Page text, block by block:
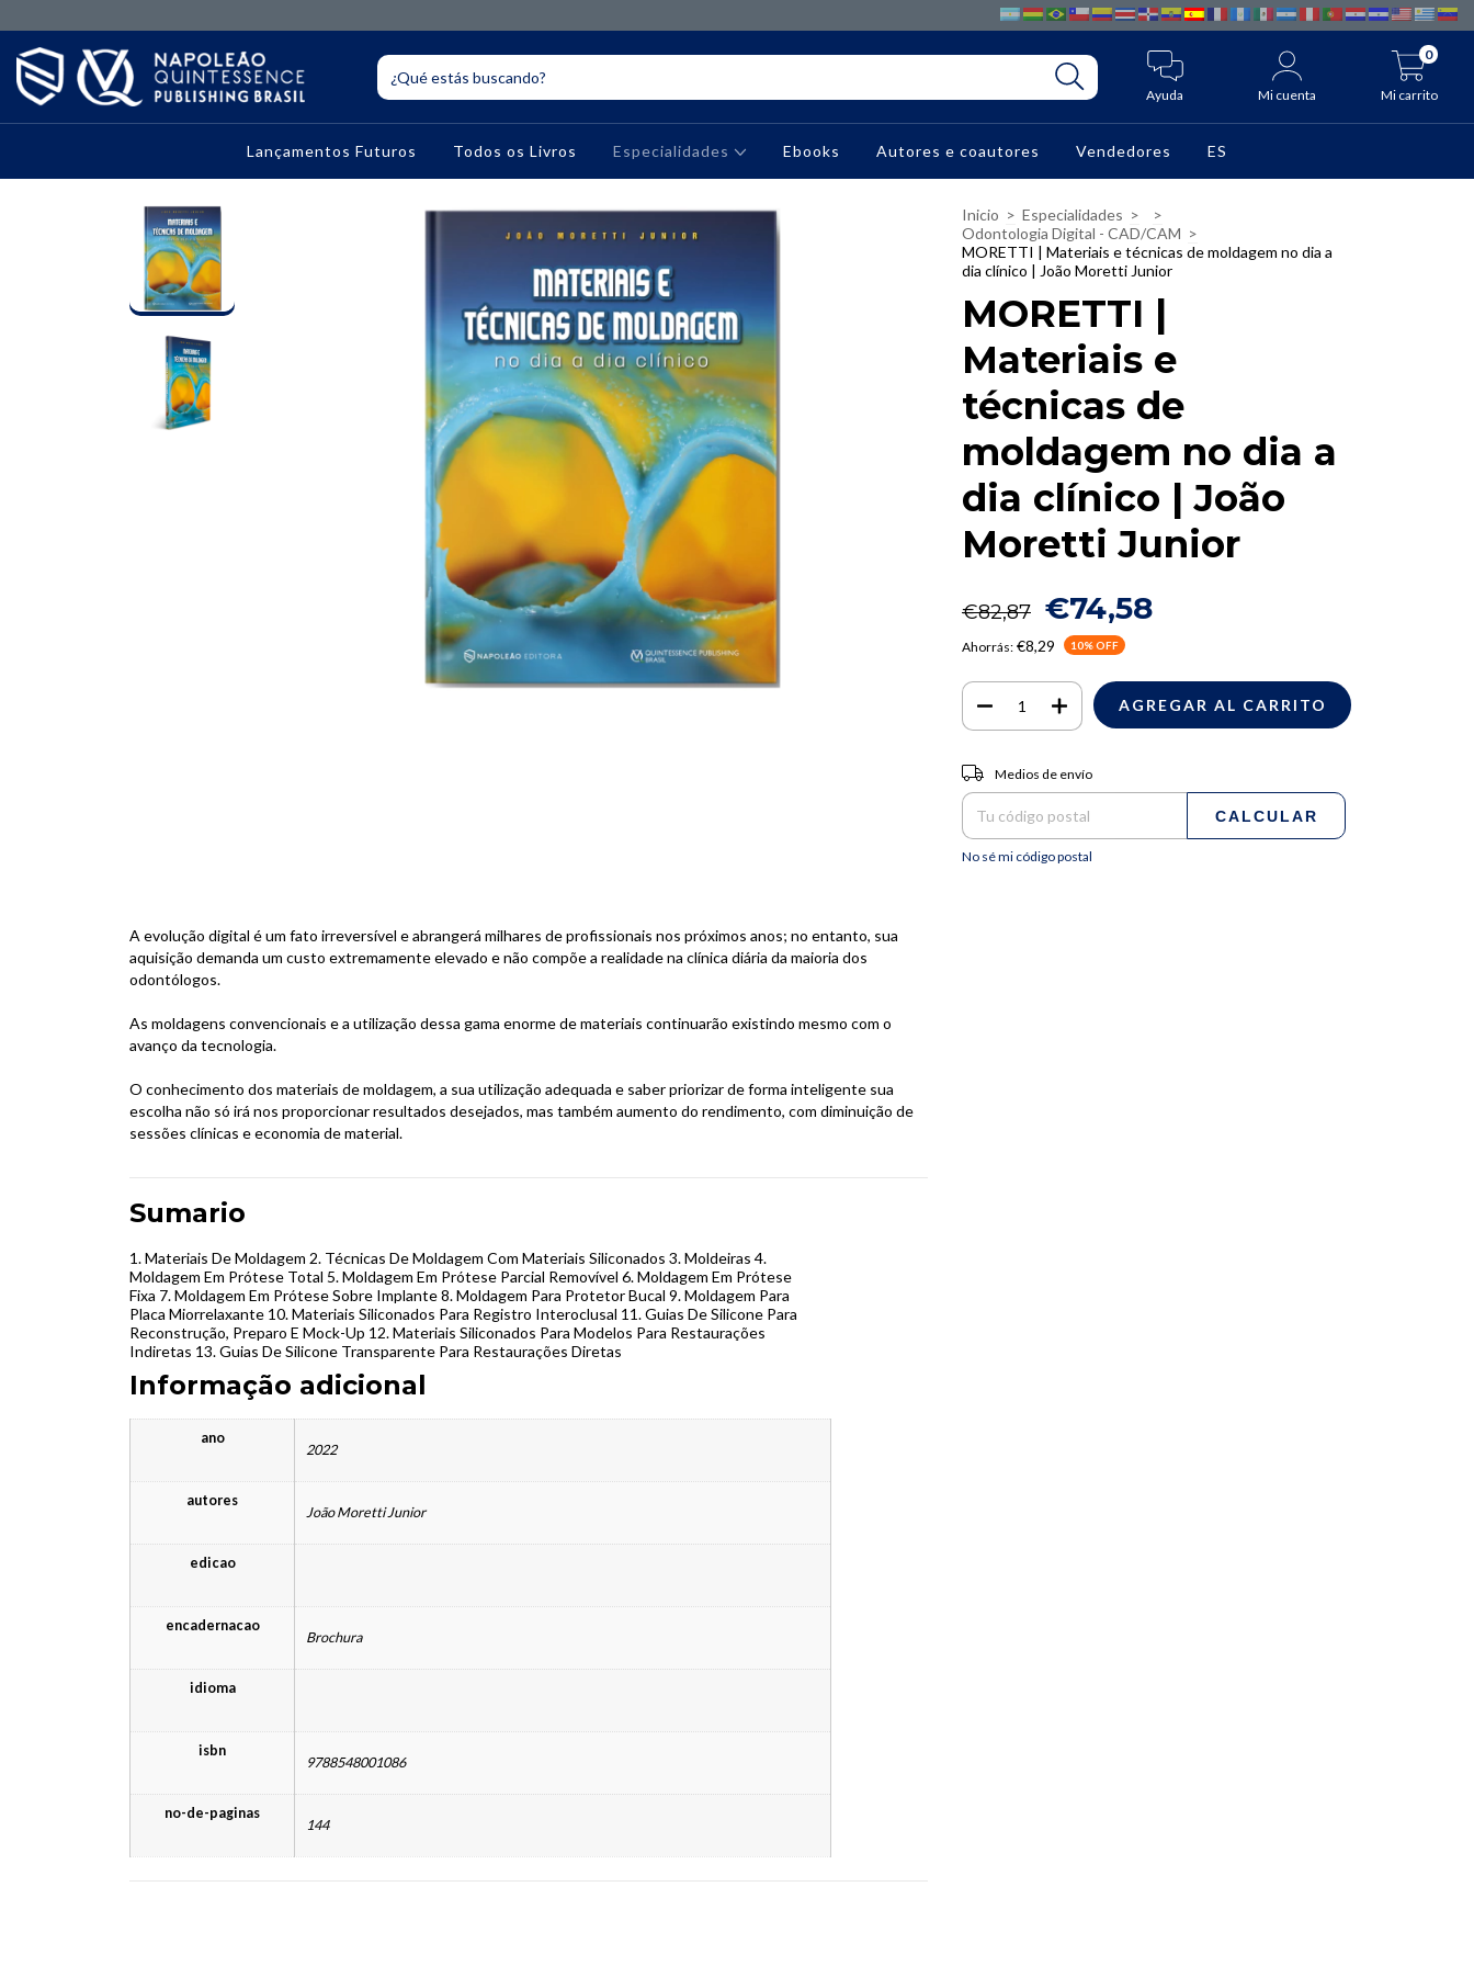
Ayuda Mi cuenta Mi carrito
0
Lançamentos Futuros Todos os Livros Especialidades Ebooks Autores e coautores Vendedores ES
A evolução digital é um fato irreversível e abrangerá milhares de profissionais nos próximos anos; no entanto, sua
aquisição demanda um custo extremamente elevado e não compõe a realidade na clínica diária da maioria dos
odontólogos.
As moldagens convencionais e a utilização dessa gama enorme de materiais continuarão existindo mesmo com o
avanço da tecnologia.
O conhecimento dos materiais de moldagem, a sua utilização adequada e saber priorizar de forma inteligente sua
escolha não só irá nos proporcionar resultados desejados, mas também aumento do rendimento, com diminuição de
sessões clínicas e economia de material.
Sumario
1. Materiais De Moldagem 2. Técnicas De Moldagem Com Materiais Siliconados 3. Moldeiras 4.
Moldagem Em Prótese Total 5. Moldagem Em Prótese Parcial Removível 6. Moldagem Em Prótese
Fixa 7. Moldagem Em Prótese Sobre Implante 8. Moldagem Para Protetor Bucal 9. Moldagem Para
Placa Miorrelaxante 10. Materiais Siliconados Para Registro Interoclusal 11. Guias De Silicone Para
Reconstrução, Preparo E Mock-Up 12. Materiais Siliconados Para Modelos Para Restaurações
Indiretas 13. Guias De Silicone Transparente Para Restaurações Diretas
Informação adicional
ano
2022
autores
João Moretti Junior
edicao
encadernacao
Brochura
idioma
isbn
9788548001086
no-de-paginas
144
Inicio > Especialidades >
>
Odontologia Digital - CAD/CAM >
MORETTI | Materiais e técnicas de moldagem no dia a
dia clínico | João Moretti Junior
MORETTI |
Materiais e
técnicas de
moldagem no dia a
dia clínico | João
Moretti Junior
€82,87 €74,58
Ahorrás: €8,29 10% OFF
Entregas para el CP:
Medios de envío
CALCULAR
No sé mi código postal